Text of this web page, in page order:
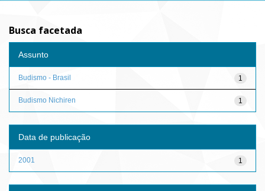
Busca facetada
Assunto
1
Budismo - Brasil
1
Budismo Nichiren
Data de publicação
1
2001